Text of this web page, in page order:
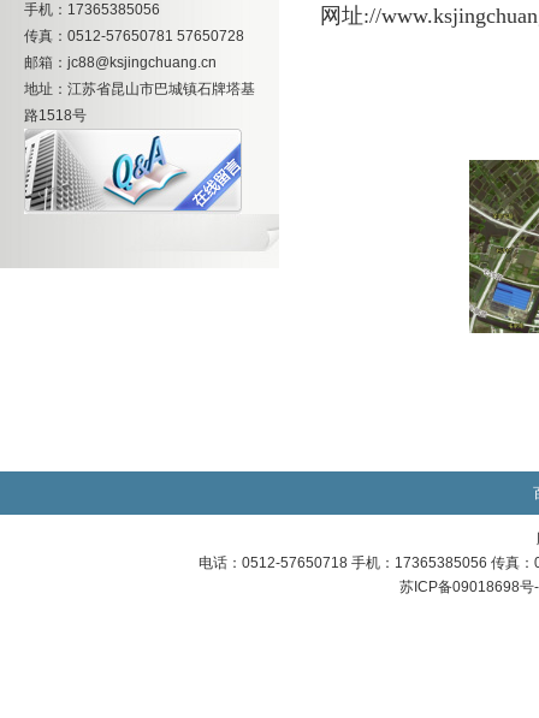
手机：17365385056
传真：0512-57650781 57650728
邮箱：jc88@ksjingchuang.cn
地址：江苏省昆山市巴城镇石牌塔基
路1518号
网址://
电话：0512-57650718 手机：17365385056 传真
苏ICP备09018698号